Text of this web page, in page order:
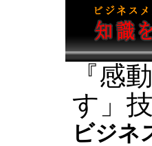
『感
す」
ビジネ